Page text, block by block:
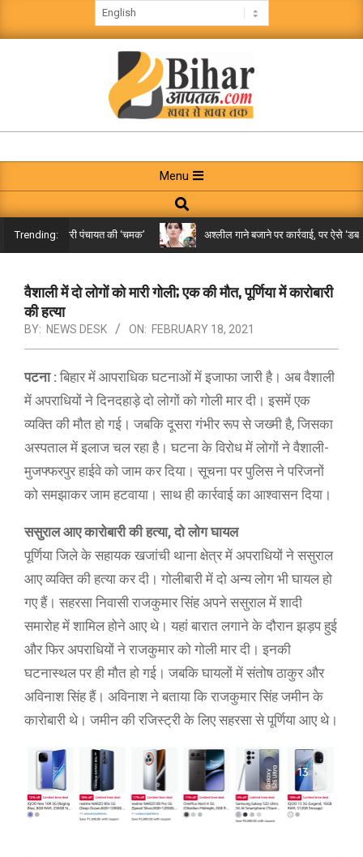
to
BIHAR
AAPTAK
Navigation
Menu
Menu
Search
Trending:
पहुंची गरारी पंचायत की ‘चमक’ अश्लील गाने बजाने पर कार्रवाई, पर ऐसे ‘डबल
वैशाली में दो लोगों को मारी गोली; एक की मौत, पूर्णिया में कारोबारी
की हत्या
BY: NEWS DESK ON: FEBRUARY 18, 2021
पटना : बिहार में आपराधिक घटनाओं में इजाफा जारी है। अब वैशाली
में अपराधियों ने दिनदहाड़े दो लोगों को गोली मार दी। इसमें एक
व्यक्ति की मौत हो गई। जबकि दूसरा गंभीर रूप से जख्मी है, जिसका
अस्पताल में इलाज चल रहा है। घटना के विरोध में लोगों ने वैशाली-
मुजफ्फरपुर हाईवे को जाम कर दिया। सूचना पर पुलिस ने परिजनों
को समझाकर जाम हटवाया। साथ ही कार्रवाई का आश्वासन दिया।
ससुराल आए कारोबारी की हत्या, दो लोग घायल
पूर्णिया जिले के सहायक खजांची थाना क्षेत्र में अपराधियों ने ससुराल
आए व्यक्ति की हत्या कर दी। गोलीबारी में दो अन्य लोग भी घायल हो
गए हैं। सहरसा निवासी राजकुमार सिंह अपने ससुराल में शादी
समारोह में शामिल होने आए थे। यहां बारात लगाने के दौरान झड़प हुई
और फिर अपराधियों ने राजकुमार को गोली मार दी। इनकी
घटनास्थल पर ही मौत हो गई। जबकि घायलों में संतोष ठाकुर और
अविनाश सिंह हैं। अविनाश ने बताया कि राजकुमार सिंह जमीन के
कारोबारी थे। जमीन की रजिस्ट्री के लिए सहरसा से पूर्णिया आए थे।